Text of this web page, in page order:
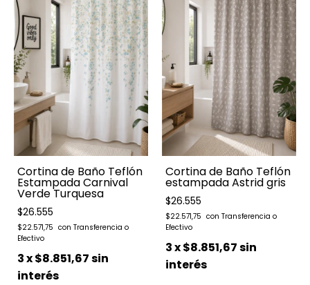
Cortina de Baño Teflón
Estampada Carnival
Verde Turquesa
$26.555
$22.571,75
3x$8.851,67sin
interés
Cortina de Baño Teflón
estampada Astrid gris
$26.555
$22.571,75
3x$8.851,67sin
interés